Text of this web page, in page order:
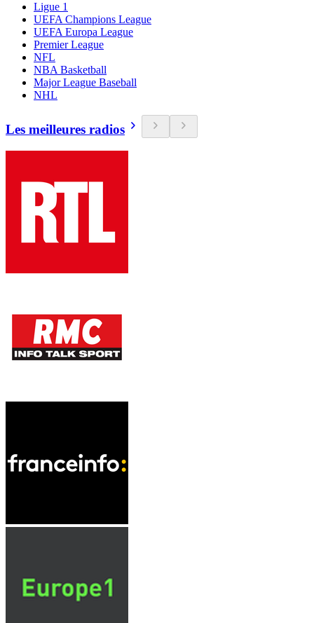
Ligue 1
UEFA Champions League
UEFA Europa League
Premier League
NFL
NBA Basketball
Major League Baseball
NHL
Les meilleures radios